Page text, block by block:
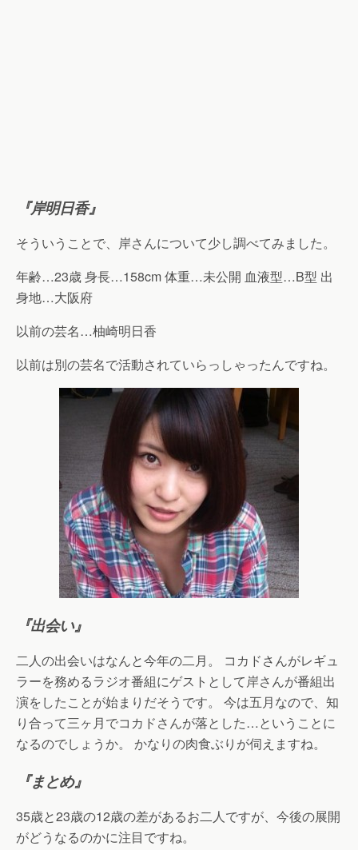
『岸明日香』
そういうことで、岸さんについて少し調べてみました。
年齢…23歳 身長…158cm 体重…未公開 血液型…B型 出
身地…大阪府
以前の芸名…柚崎明日香
以前は別の芸名で活動されていらっしゃったんですね。
『出会い』
二人の出会いはなんと今年の二月。 コカドさんがレギュ
ラーを務めるラジオ番組にゲストとして岸さんが番組出
演をしたことが始まりだそうです。 今は五月なので、知
り合って三ヶ月でコカドさんが落とした…ということに
なるのでしょうか。 かなりの肉食ぶりが伺えますね。
『まとめ』
35歳と23歳の12歳の差があるお二人ですが、今後の展開
がどうなるのかに注目ですね。